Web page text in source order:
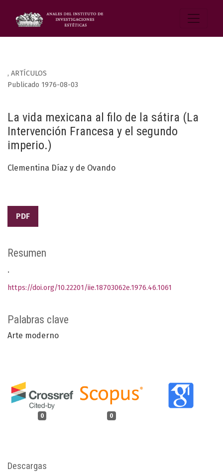
, ARTÍCULOS
La vida mexicana al filo de la sátira (La
Intervención Francesa y el segundo
imperio.)
Publicado 1976-08-03
Clementina Díaz y de Ovando
PDF
Palabras clave
Arte moderno
0 0
Resumen
.
https://doi.org/10.22201/iie.18703062e.1976.46.1061
Descargas